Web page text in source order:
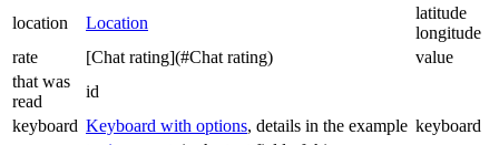
location Location
latitude
longitude
rate
[Chat rating](#Chat rating)
value
that was
read
id
keyboard Keyboard with options, details in the example keyboard